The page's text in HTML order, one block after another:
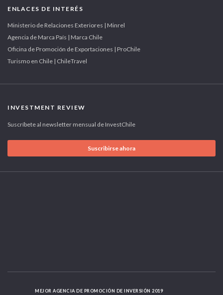
ENLACES DE INTERÉS
Ministerio de Relaciones Exteriores | Minrel
Agencia de Marca País | Marca Chile
Oficina de Promoción de Exportaciones | ProChile
Turismo en Chile | ChileTravel
INVESTMENT REVIEW
Suscríbete al newsletter mensual de InvestChile
Suscribirse ahora
MEJOR AGENCIA DE PROMOCIÓN DE INVERSIÓN 2019